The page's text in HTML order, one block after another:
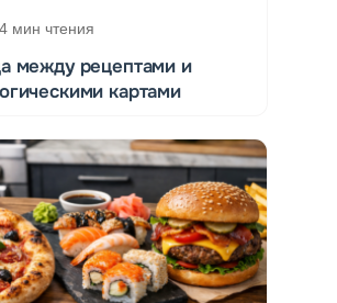
4 мин чтения
между рецептами и
картами